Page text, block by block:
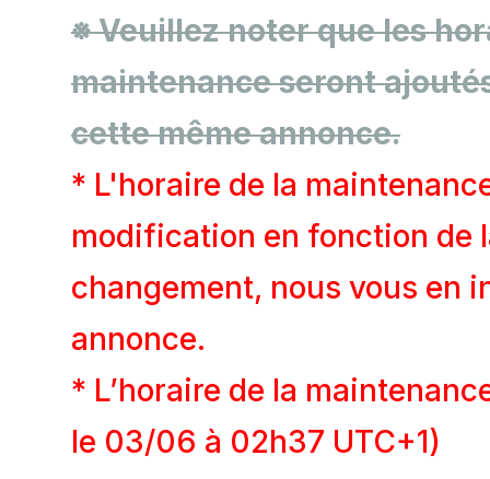
※ Veuillez noter que les
maintenance seront
cette même annonce.
* L'horaire de la
modification en fonction de
changement, nous vous en
annonce.
* L’horaire de la
le 03/06 à 02h37 UTC+1)